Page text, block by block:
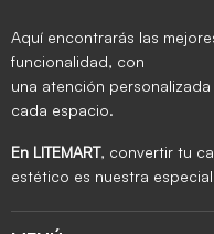
Aquí encontrarás las
funcionalidad, con
una atención
cada espacio.
En LITEMART, convertir tu
estético es nuestra